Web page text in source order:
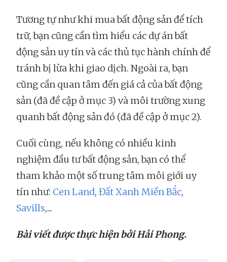
Tương tự như khi mua bất động sản để tích
trữ, bạn cũng cần tìm hiểu các dự án bất
động sản uy tín và các thủ tục hành chính để
tránh bị lừa khi giao dịch. Ngoài ra, bạn
cũng cần quan tâm đến giá cả của bất động
sản (đã đề cập ở mục 3) và môi trường xung
quanh bất động sản đó (đã đề cập ở mục 2).
Cuối cùng, nếu không có nhiều kinh
nghiệm đầu tư bất động sản, bạn có thể
tham khảo một số trung tâm môi giới uy
tín như: Cen Land, Đất Xanh Miền Bắc,
Savills,...
Bài viết được thực hiện bởi Hải Phong.